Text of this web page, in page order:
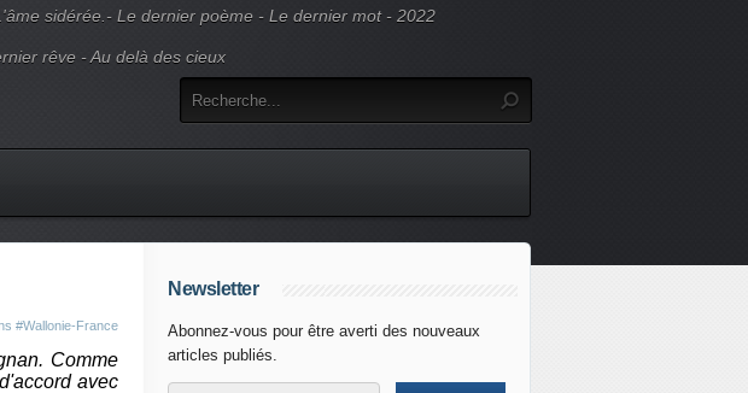
sidérée.- Le dernier poème - Le dernier mot - 2022
rêve - Au delà des cieux
#Wallonie-France
Comme
avec
Newsletter
Abonnez-vous pour être averti des nouveaux
articles publiés.